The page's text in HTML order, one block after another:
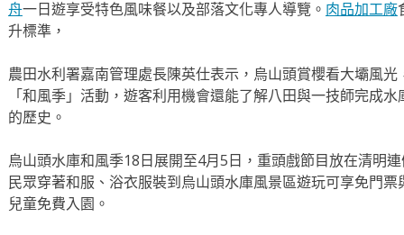
舟一日遊享受特色風味餐以及部落文化專人導覽。 肉品加工廠
升標準，
農田水利署嘉南管理處長陳英仕表示，烏山頭賞櫻看大壩風
「和風季」活動，遊客利用機會還能了解八田與一技師完成
的歷史。
烏山頭水庫和風季18日展開至4月5日，重頭戲節目放在清明
民眾穿著和服、浴衣服裝到烏山頭水庫風景區遊玩可享免門
兒童免費入園。